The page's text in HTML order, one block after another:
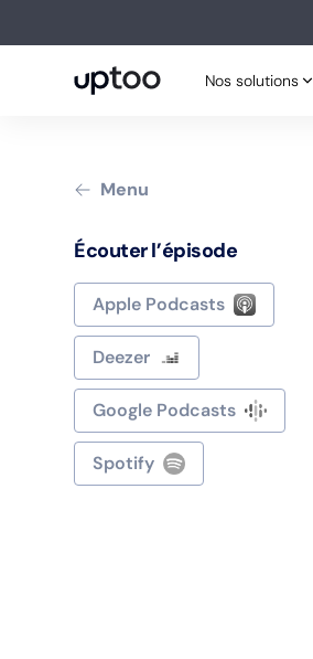
Nos solutions
Nos solutions
Menu
Écouter l’épisode
Apple Podcasts
Deezer
Google Podcasts
Spotify